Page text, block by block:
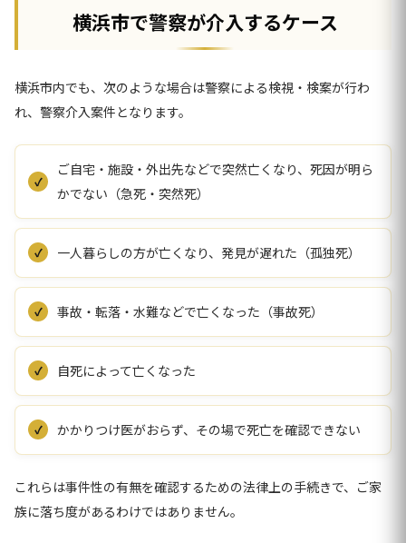
横浜市で警察が介入するケース
横浜市内でも、次のような場合は警察による検視・検案が行わ
れ、警察介入案件となります。
ご自宅・施設・外出先などで突然亡くなり、死因が明ら
かでない（急死・突然死）
一人暮らしの方が亡くなり、発見が遅れた（孤独死）
事故・転落・水難などで亡くなった（事故死）
自死によって亡くなった
かかりつけ医がおらず、その場で死亡を確認できない
これらは事件性の有無を確認するための法律上の手続きで、ご家
族に落ち度があるわけではありません。